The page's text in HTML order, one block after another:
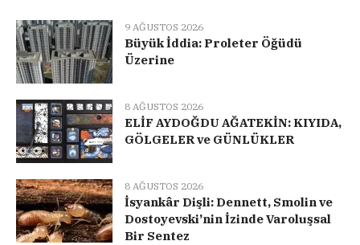
9 AĞUSTOS 2026
Büyük İddia: Proleter Öğüdü
Üzerine
8 AĞUSTOS 2026
ELİF AYDOĞDU AĞATEKİN: KIYIDA,
GÖLGELER ve GÜNLÜKLER
8 AĞUSTOS 2026
İsyankâr Dişli: Dennett, Smolin ve
Dostoyevski’nin İzinde Varoluşsal
Bir Sentez